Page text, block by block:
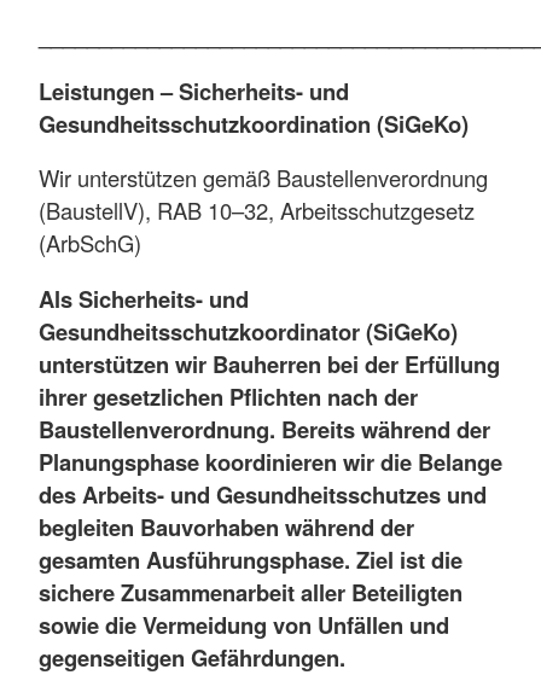
Leistungen – Sicherheits- und
Gesundheitsschutzkoordination (SiGeKo)
Wir unterstützen gemäß Baustellenverordnung
(BaustellV), RAB 10–32, Arbeitsschutzgesetz
(ArbSchG)
Als Sicherheits- und
Gesundheitsschutzkoordinator (SiGeKo)
unterstützen wir Bauherren bei der Erfüllung
ihrer gesetzlichen Pflichten nach der
Baustellenverordnung. Bereits während der
Planungsphase koordinieren wir die Belange
des Arbeits- und Gesundheitsschutzes und
begleiten Bauvorhaben während der
gesamten Ausführungsphase. Ziel ist die
sichere Zusammenarbeit aller Beteiligten
sowie die Vermeidung von Unfällen und
gegenseitigen Gefährdungen.